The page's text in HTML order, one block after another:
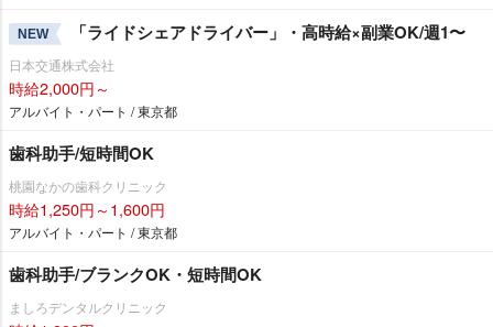
NEW 「ライドシェアドライバー」・高時給×副業OK/週1〜
日本交通株式会社
時給2,000円～
アルバイト・パート / 東京都
歯科助手/短時間OK
桃園なかの歯科クリニック
時給1,250円～1,600円
アルバイト・パート / 東京都
歯科助手/ブランクOK・短時間OK
ましろデンタルクリニック